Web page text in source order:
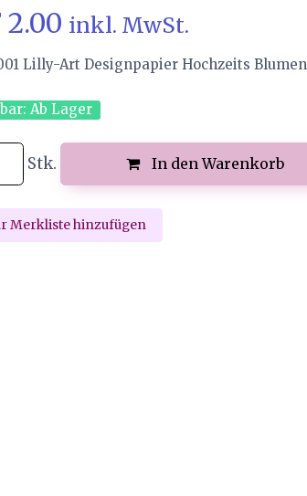
2.00 inkl. MwSt.
Lilly-Art Designpapier Hochzeits Blumen
Ab Lager
Stk. In den Warenkorb
Merkliste hinzufügen